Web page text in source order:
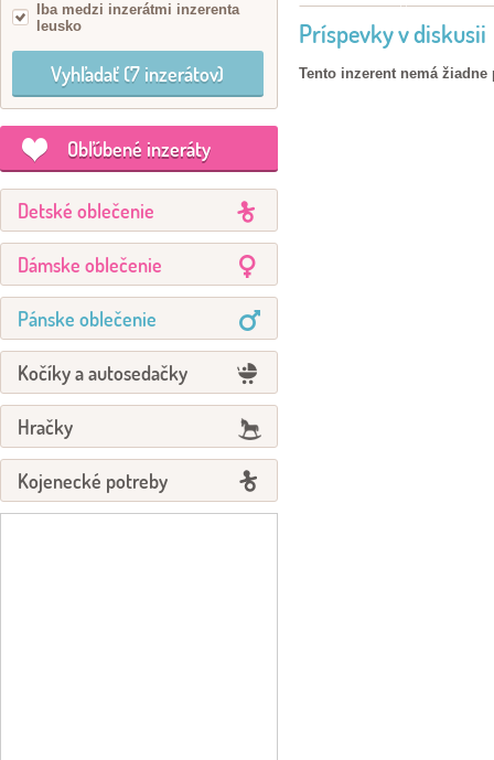
Iba medzi inzerátmi inzerenta
leusko
Obľúbené inzeráty
Detské oblečenie
Dámske oblečenie
Pánske oblečenie
Kočíky a autosedačky
Hračky
Kojenecké potreby
Príspevky v diskusii
Tento inzerent nemá